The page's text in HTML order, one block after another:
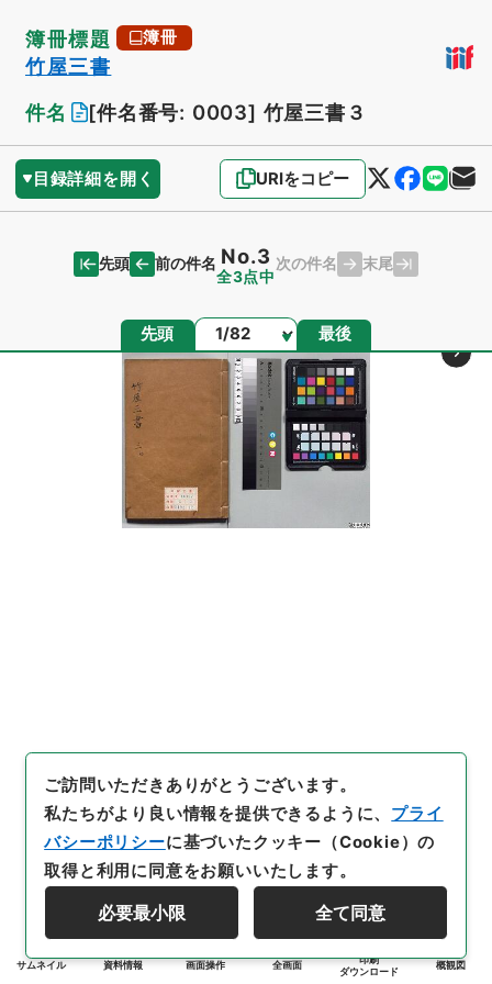
簿冊標題 簿冊
竹屋三書
件名
[件名番号: 0003] 竹屋三書３
目録詳細を開く URIをコピー
先頭 前の件名 No.3
全3点中
次の件名 末尾
先頭 ページ 最後
サムネイル 資料情報 画面操作 全画面
印刷
ダウンロード
概観図
ご訪問いただきありがとうございます。
私たちがより良い情報を提供できるように、 プライ
バシーポリシーに基づいたクッキー（Cookie）の
取得と利用に同意をお願いいたします。
必要最小限 全て同意